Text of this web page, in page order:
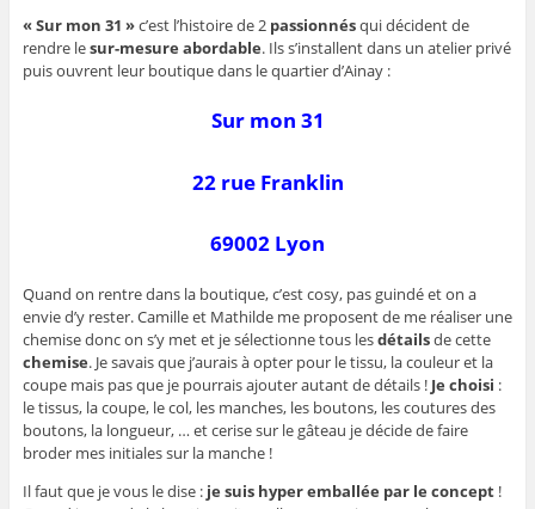
« Sur mon 31 »c’est l’histoire de 2 passionnésqui décident de
rendre lesur-mesure abordable. Ils s’installent dans un atelier privé
puis ouvrent leur boutique dans le quartier d’Ainay :
Sur mon 31
22 rue Franklin
69002 Lyon
Quand on rentre dans la boutique, c’est cosy, pas guindé et on a
envie d’y rester. Camille et Mathilde me proposent de me réaliser une
chemise donc on s’y met et je sélectionne tous lesdétailsde cette
chemise. Je savais que j’aurais à opter pour le tissu, la couleur et la
coupe mais pas que je pourrais ajouter autant de détails ! Je choisi :
le tissus, la coupe, le col, les manches, les boutons, les coutures des
boutons, la longueur, … et cerise sur le gâteau je décide de faire
broder mes initiales sur la manche !
Il faut que je vous le dise : je suis hyper emballée par le concept!